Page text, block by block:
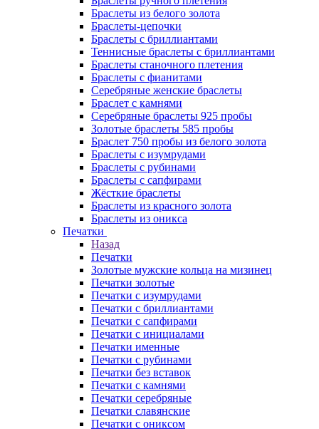
Браслеты из белого золота
Браслеты-цепочки
Браслеты с бриллиантами
Теннисные браслеты с бриллиантами
Браслеты станочного плетения
Браслеты с фианитами
Серебряные женские браслеты
Браслет с камнями
Серебряные браслеты 925 пробы
Золотые браслеты 585 пробы
Браслет 750 пробы из белого золота
Браслеты с изумрудами
Браслеты с рубинами
Браслеты с сапфирами
Жёсткие браслеты
Браслеты из красного золота
Браслеты из оникса
Печатки
Назад
Печатки
Золотые мужские кольца на мизинец
Печатки золотые
Печатки с изумрудами
Печатки с бриллиантами
Печатки с сапфирами
Печатки с инициалами
Печатки именные
Печатки с рубинами
Печатки без вставок
Печатки с камнями
Печатки серебряные
Печатки славянские
Печатки с ониксом